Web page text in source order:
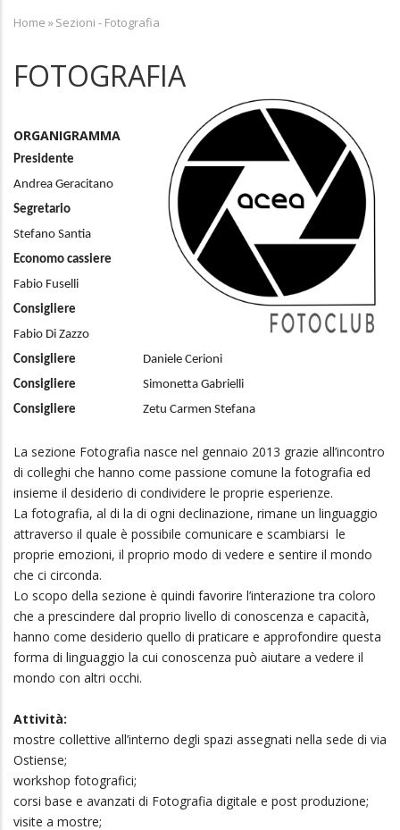
Breadcrumb
Home Sezioni - Fotografia
FOTOGRAFIA
ORGANIGRAMMA
Presidente
Andrea Geracitano
Segretario
Stefano Santia
Economo cassiere
Fabio Fuselli
Consigliere
Fabio Di Zazzo
Consigliere
Daniele Cerioni
Consigliere
Simonetta Gabrielli
Consigliere
Zetu Carmen Stefana
La sezione Fotografia nasce nel gennaio 2013 grazie all’incontro
di colleghi che hanno come passione comune la fotografia ed
insieme il desiderio di condividere le proprie esperienze.
La fotografia, al di la di ogni declinazione, rimane un linguaggio
attraverso il quale è possibile comunicare e scambiarsi le
proprie emozioni, il proprio modo di vedere e sentire il mondo
che ci circonda.
Lo scopo della sezione è quindi favorire l’interazione tra coloro
che a prescindere dal proprio livello di conoscenza e capacità,
hanno come desiderio quello di praticare e approfondire questa
forma di linguaggio la cui conoscenza può aiutare a vedere il
mondo con altri occhi.
Attività:
mostre collettive all’interno degli spazi assegnati nella sede di via
Ostiense;
workshop fotografici;
corsi base e avanzati di Fotografia digitale e post produzione;
visite a mostre;